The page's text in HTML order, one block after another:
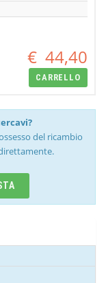
€ 44,40
CARRELLO
del ricambio